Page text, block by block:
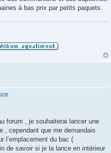
à bas prix par petits paquets.
forum , je souhaiterai lancer une
, cependant que me demandais
l’emplacement du bac (
de savoir si je la lance en intérieur